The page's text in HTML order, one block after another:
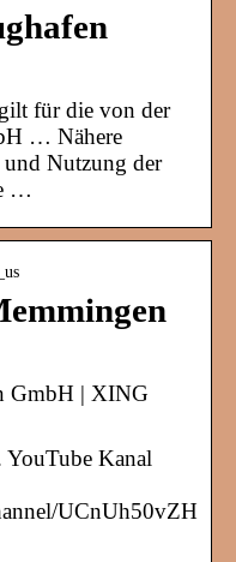
für die von der
… Nähere
Nutzung der
…
GmbH | XING
YouTube Kanal
UCnUh50vZH